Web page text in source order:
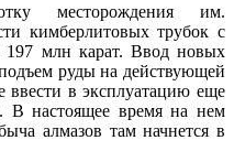
месторождения им.
кимберлитовых трубок с
197 млн карат. Ввод новых
руды на действующей
ввести в эксплуатацию еще
В настоящее время на нем
алмазов там начнется в